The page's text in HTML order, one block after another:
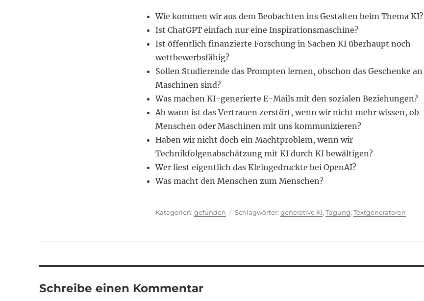
Wie kommen wir aus dem Beobachten ins Gestalten beim Thema KI?
Ist ChatGPT einfach nur eine Inspirationsmaschine?
Ist öffentlich finanzierte Forschung in Sachen KI überhaupt noch
wettbewerbsfähig?
Sollen Studierende das Prompten lernen, obschon das Geschenke an
Maschinen sind?
Was machen KI-generierte E-Mails mit den sozialen Beziehungen?
Ab wann ist das Vertrauen zerstört, wenn wir nicht mehr wissen, ob
Menschen oder Maschinen mit uns kommunizieren?
Haben wir nicht doch ein Machtproblem, wenn wir
Technikfolgenabschätzung mit KI durch KI bewältigen?
Wer liest eigentlich das Kleingedruckte bei OpenAI?
Was macht den Menschen zum Menschen?
Kategorien
gefunden Schlagwörter
generative KI, Tagung, Textgeneratoren
Schreibe einen Kommentar